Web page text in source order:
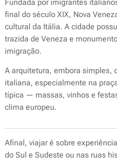
Fundada por imigrantes
final do século XIX, Nova
cultural da Itália. A cidade
trazida de Veneza e
imigração.
A arquitetura, embora simples,
italiana, especialmente na
típica — massas, vinhos e
clima europeu.
Afinal, viajar é sobre
do Sul e Sudeste ou nas ruas